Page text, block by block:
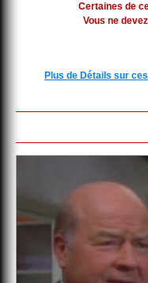
Certaines de
Vous ne
Plus de Détails sur